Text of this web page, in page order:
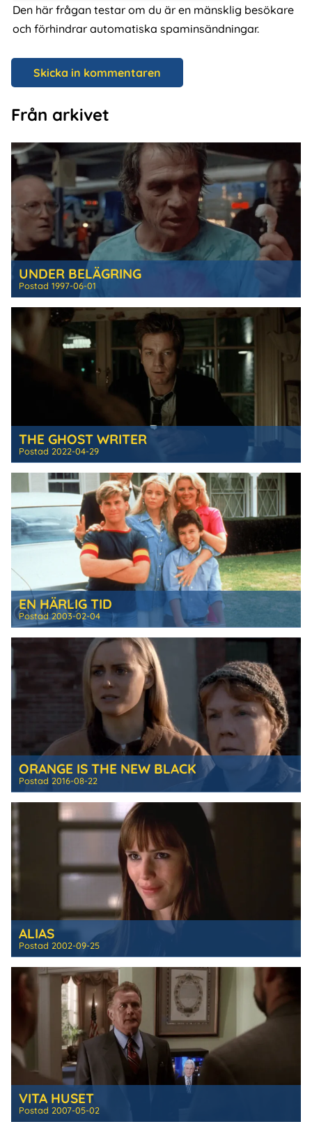
Den här frågan testar om du är en mänsklig besökare
och förhindrar automatiska spaminsändningar.
Från arkivet
UNDER BELÄGRING
Postad 1997-06-01
THE GHOST WRITER
Postad 2022-04-29
EN HÄRLIG TID
Postad2003-02-04
ORANGE IS THE NEW BLACK
Postad 2016-08-22
ALIAS
Postad 2002-09-25
VITA HUSET
Postad 2007-05-02